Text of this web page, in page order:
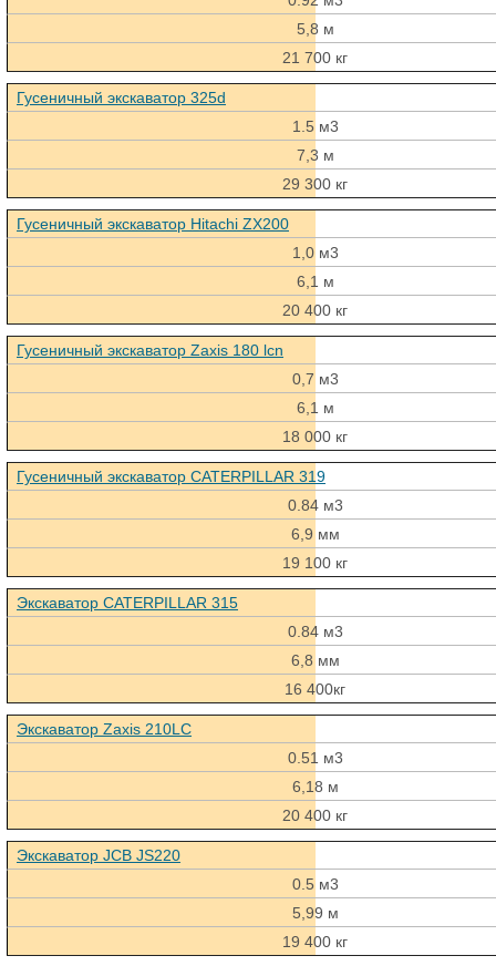
5,8 м
21 700 кг
Гусеничный экскаватор 325d
1.5 м3
7,3 м
29 300 кг
Гусеничный экскаватор Hitachi ZX200
1,0 м3
6,1 м
20 400 кг
Гусеничный экскаватор Zaxis 180 lcn
0,7 м3
6,1 м
18 000 кг
Гусеничный экскаватор CATERPILLAR 319
0.84 м3
6,9 мм
19 100 кг
Экскаватор CATERPILLAR 315
0.84 м3
6,8 мм
16 400кг
Экскаватор Zaxis 210LC
0.51 м3
6,18 м
20 400 кг
Экскаватор JCB JS220
0.5 м3
5,99 м
19 400 кг